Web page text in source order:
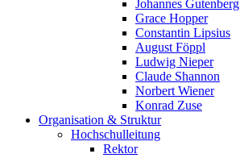
Johannes Gutenberg
Grace Hopper
Constantin Lipsius
August Föppl
Ludwig Nieper
Claude Shannon
Norbert Wiener
Konrad Zuse
Organisation & Struktur
Hochschulleitung
Rektor